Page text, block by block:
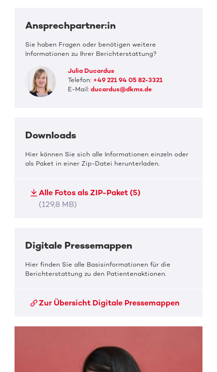
Ansprechpartner:in
Sie haben Fragen oder benötigen weitere
Informationen zu Ihrer Berichterstattung?
Julia Ducardus
Telefon: +49 221 94 05 82-3321
E-Mail:ducardus@dkms.de
Downloads
Hier können Sie sich alle Informationen einzeln oder
als Paket in einer Zip-Datei herunterladen.
Alle Fotos als ZIP-Paket (5)
(129,8 MB)
Digitale Pressemappen
Hier finden Sie alle Basisinformationen für die
Berichterstattung zu den Patientenaktionen.
Zur Übersicht Digitale Pressemappen